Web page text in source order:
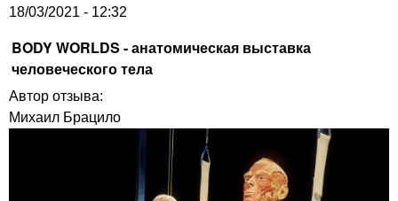
18/03/2021 - 12:32
BODY WORLDS - анатомическая выставка
человеческого тела
Автор отзыва:
Михаил Брацило